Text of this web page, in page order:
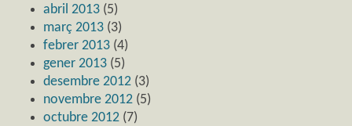
abril 2013 (5)
març 2013 (3)
febrer 2013 (4)
gener 2013 (5)
desembre 2012 (3)
novembre 2012 (5)
octubre 2012 (7)